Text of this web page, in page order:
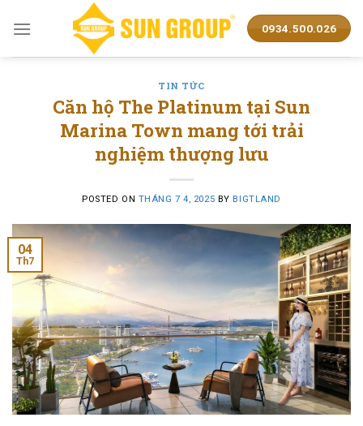
0934.500.026
TIN TỨC
Căn hộ The Platinum tại Sun
Marina Town mang tới trải
nghiệm thượng lưu
POSTED ON THÁNG 7 4, 2025 BY BIGTLAND
04
Th7